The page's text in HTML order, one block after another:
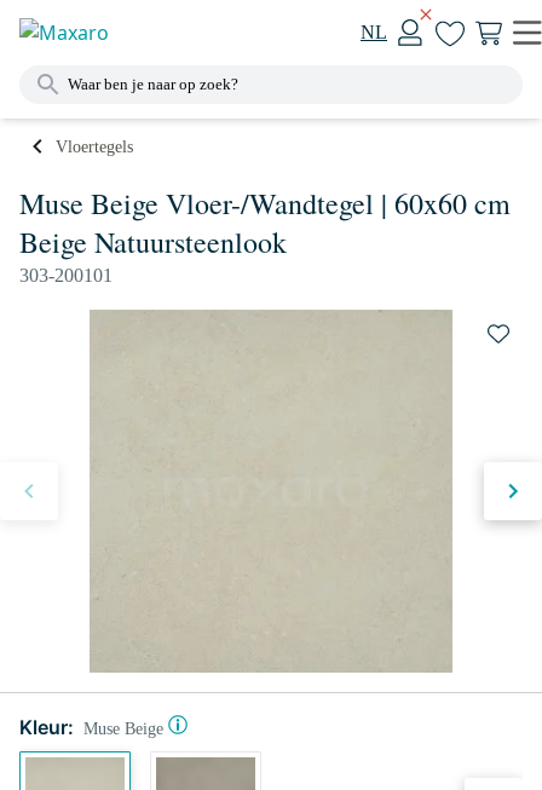
NL
Vloertegels
Muse Beige Vloer-/Wandtegel | 60x60 cm
Beige Natuursteenlook
303-200101
Kleur: Muse Beige